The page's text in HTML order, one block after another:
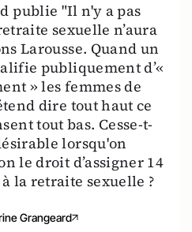
publie "Il n'y a pas
sexuelle n’aura
Larousse. Quand un
publiquement d’«
» les femmes de
dire tout haut ce
tout bas. Cesse-t-
lorsqu'on
le droit d’assigner 14
la retraite sexuelle ?
Grangeard